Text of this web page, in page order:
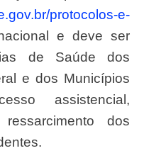
protocolos-e-
e deve ser
de Saúde dos
e dos Municípios
assistencial,
dos